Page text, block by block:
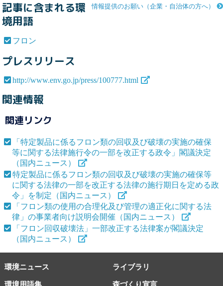
情報提供のお願い（企業・自治体の方へ）
記事に含まれる環
境用語
フロン
プレスリリース
http://www.env.go.jp/press/100777.html
関連情報
関連リンク
「特定製品に係るフロン類の回収及び破壊の実施の確保
等に関する法律施行令の一部を改正する政令」閣議決定
（国内ニュース）
特定製品に係るフロン類の回収及び破壊の実施の確保等
に関する法律の一部を改正する法律の施行期日を定める政
令」を制定（国内ニュース）
「フロン類の使用の合理化及び管理の適正化に関する法
律」の事業者向け説明会開催（国内ニュース）
「フロン回収破壊法」一部改正する法律案が閣議決定
（国内ニュース）
環境ニュース ライブラリ
環境用語集 森づくり宣言